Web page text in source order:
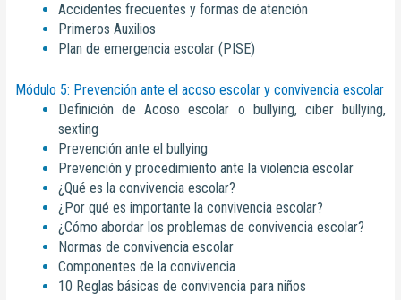
Accidentes frecuentes y formas de atención
Primeros Auxilios
Plan de emergencia escolar (PISE)
Módulo 5: Prevención ante el acoso escolar y convivencia escolar
Definición de Acoso escolar o bullying, ciber bullying,
sexting
Prevención ante el bullying
Prevención y procedimiento ante la violencia escolar
¿Qué es la convivencia escolar?
¿Por qué es importante la convivencia escolar?
¿Cómo abordar los problemas de convivencia escolar?
Normas de convivencia escolar
Componentes de la convivencia
10 Reglas básicas de convivencia para niños